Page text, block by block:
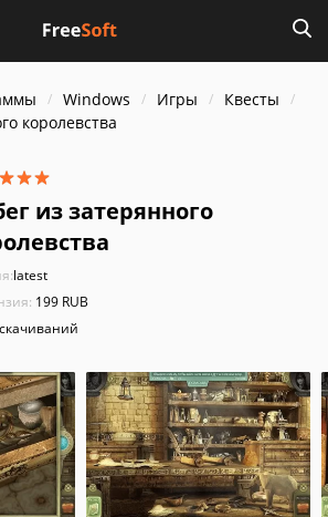
Windows Игры
Квесты
королевства
из затерянного
latest
199 RUB